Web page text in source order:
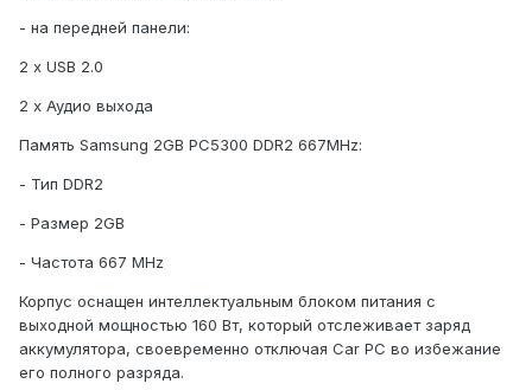
- на передней панели:
2 х USB 2.0
2 х Аудио выхода
Память Samsung 2GB PC5300 DDR2 667MHz:
- Тип DDR2
- Размер 2GB
- Частота 667 MHz
Корпус оснащен интеллектуальным блоком питания с
выходной мощностью 160 Вт, который отслеживает заряд
аккумулятора, своевременно отключая Car PC во избежание
его полного разряда.